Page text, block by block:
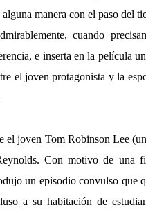
manera con el paso del
cuando
e inserta en la película
el joven protagonista y la
el joven Tom Robinson Lee
Con motivo de una
un episodio convulso que
a su habitación de